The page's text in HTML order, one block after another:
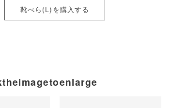
靴べら(L)を購入する